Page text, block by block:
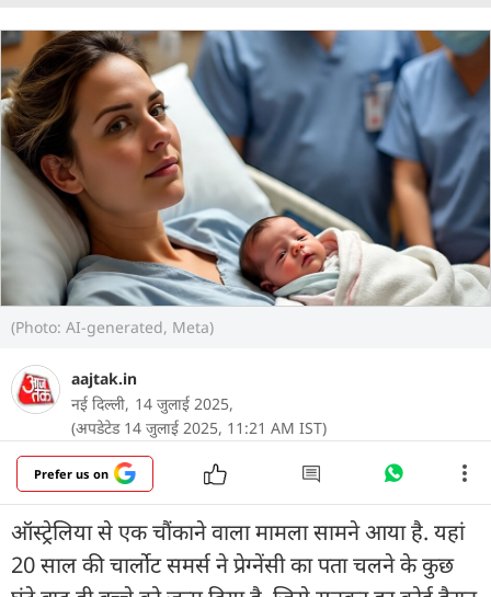
(Photo: AI-generated, Meta)
aajtak.in
नई दिल्ली, 14 जुलाई 2025,
(अपडेटेड 14 जुलाई 2025, 11:21 AM IST)
Prefer us on
ऑस्ट्रेलिया से एक चौंकाने वाला मामला सामने आया है. यहां
20 साल की चार्लोट समर्स ने प्रेग्नेंसी का पता चलने के कुछ